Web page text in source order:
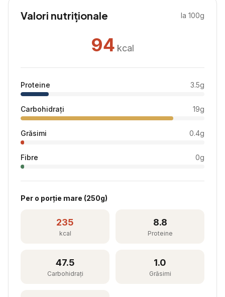
Valori nutriționale la 100g
94 kcal
Proteine 3.5g
Carbohidrați 19g
Grăsimi 0.4g
Fibre 0g
Per o porție mare (250g)
235
kcal
8.8
Proteine
47.5
Carbohidrați
1.0
Grăsimi